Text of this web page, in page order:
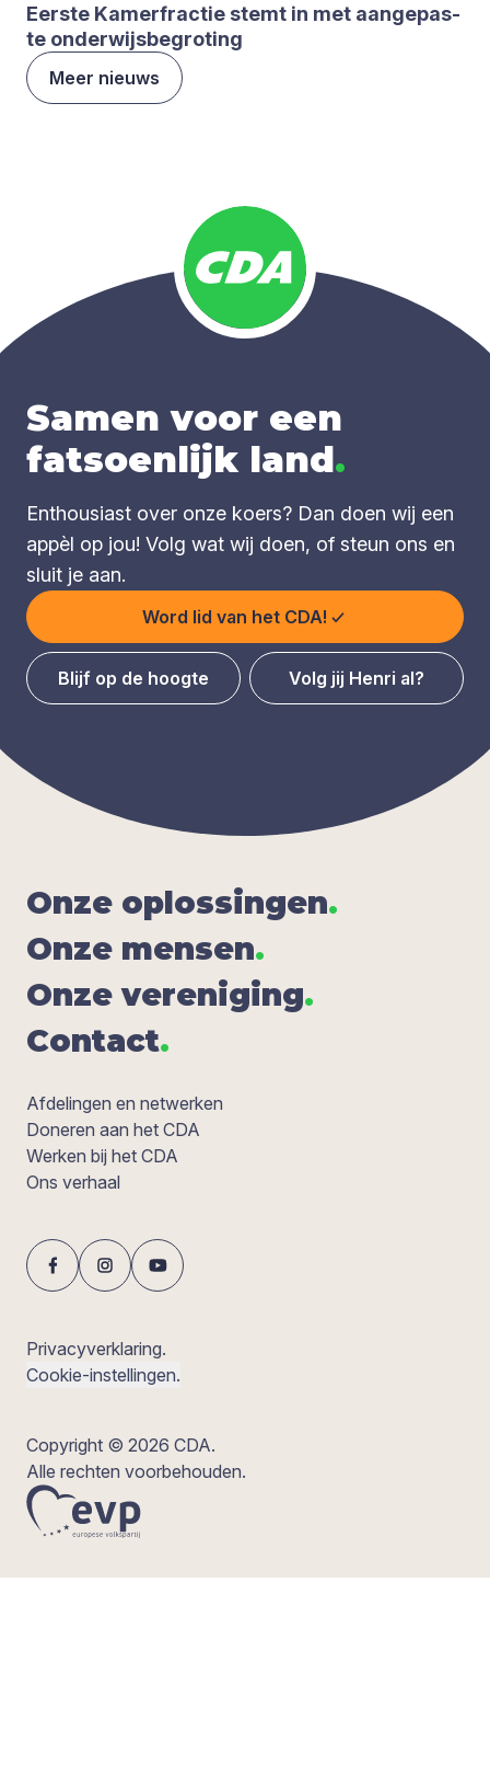
Eer­ste Kamer­frac­tie stemt in met aan­ge­pas­
te onder­wijs­be­gro­ting
Meer nieuws
Samen voor een
fatsoenlijk land.
Enthousiast over onze koers? Dan doen wij een
appèl op jou! Volg wat wij doen, of steun ons en
sluit je aan.
Word lid van het CDA!
Blijf op de hoogte Volg jij Henri al?
Onze oplos­sin­gen.
Onze men­sen.
Onze ver­e­ni­ging.
Con­tact.
Afdelingen en netwerken
Doneren aan het CDA
Werken bij het CDA
Ons verhaal
Privacyverklaring.
Cookie-instellingen.
Copyright © 2026 CDA.
Alle rechten voorbehouden.